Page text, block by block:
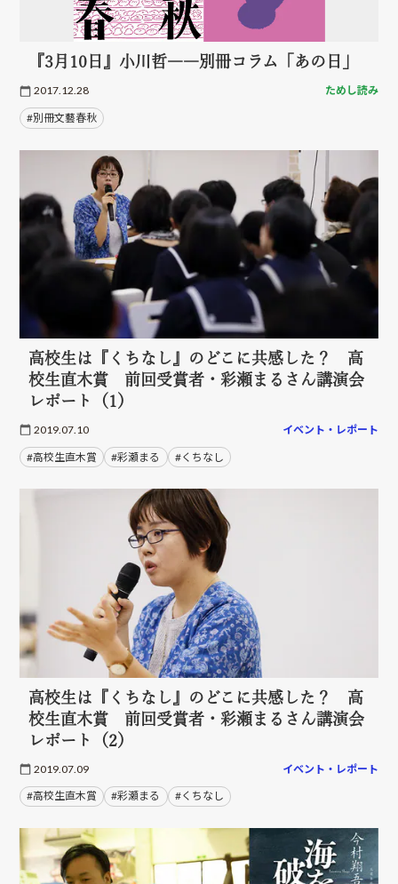
『3月10日』小川哲――別冊コラム「あの日」
2017.12.28 ためし読み
#別冊文藝春秋
高校生は『くちなし』のどこに共感した？ 高
校生直木賞 前回受賞者・彩瀬まるさん講演会
レポート（1）
2019.07.10 イベント・レポート
#高校生直木賞 #彩瀬まる #くちなし
高校生は『くちなし』のどこに共感した？ 高
校生直木賞 前回受賞者・彩瀬まるさん講演会
レポート（2）
2019.07.09 イベント・レポート
#高校生直木賞 #彩瀬まる #くちなし